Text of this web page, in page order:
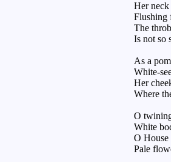
Her
Flushing
The
Is not so
As a
White-
Her
Where
O
White
O House
Pale